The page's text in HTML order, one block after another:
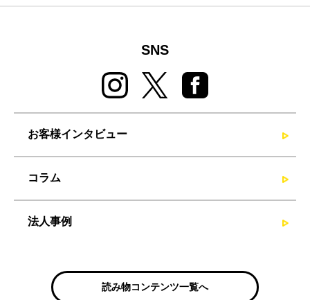
SNS
お客様インタビュー
コラム
法人事例
読み物コンテンツ一覧へ